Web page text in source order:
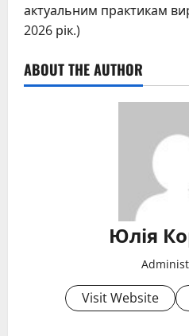
актуальним практикам
2026 рік.)
ABOUT THE AUTHOR
Юлія
Visit Website